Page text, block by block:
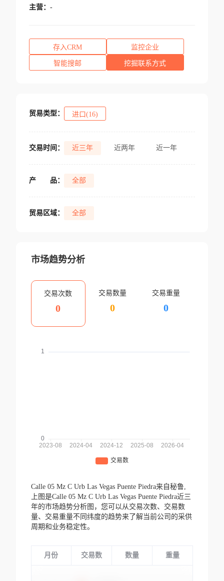
主营： -
存入CRM 监控企业
智能搜邮 挖掘联系方式
贸易类型： 进口(16)
交易时间： 近三年 近两年 近一年
产 品： 全部
贸易区域： 全部
市场趋势分析
交易次数
0
交易数量
0
交易重量
0
Calle 05 Mz C Urb Las Vegas Puente Piedra来自秘鲁,
上图是Calle 05 Mz C Urb Las Vegas Puente Piedra近三
年的市场趋势分析图，您可以从交易次数、交易数
量、交易重量不同纬度的趋势来了解当前公司的采供
周期和业务稳定性。
月份 交易数 数量 重量